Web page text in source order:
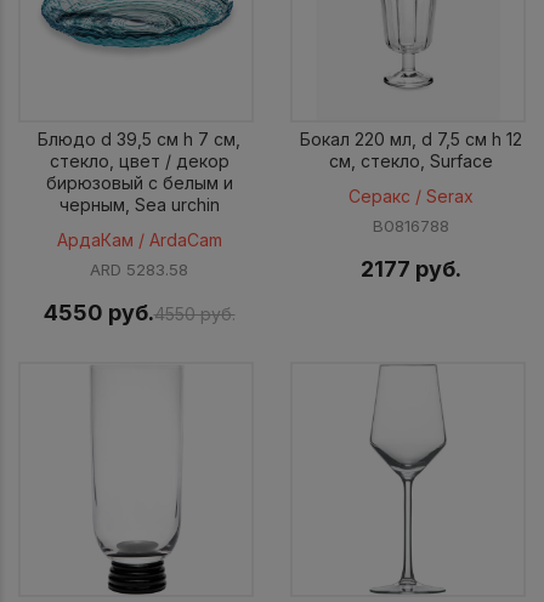
Блюдо d 39,5 см h 7 см,
стекло, цвет / декор
бирюзовый с белым и
черным, Sea urchin
АрдаКам / ArdaCam
ARD 5283.58
4550 руб.4550 руб.
Бокал 220 мл, d 7,5 см h 12
cм, стекло, Surface
Серакс / Serax
B0816788
2177 руб.